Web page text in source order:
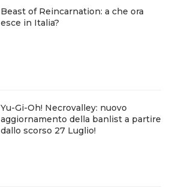
Beast of Reincarnation: a che ora
esce in Italia?
Yu-Gi-Oh! Necrovalley: nuovo
aggiornamento della banlist a partire
dallo scorso 27 Luglio!